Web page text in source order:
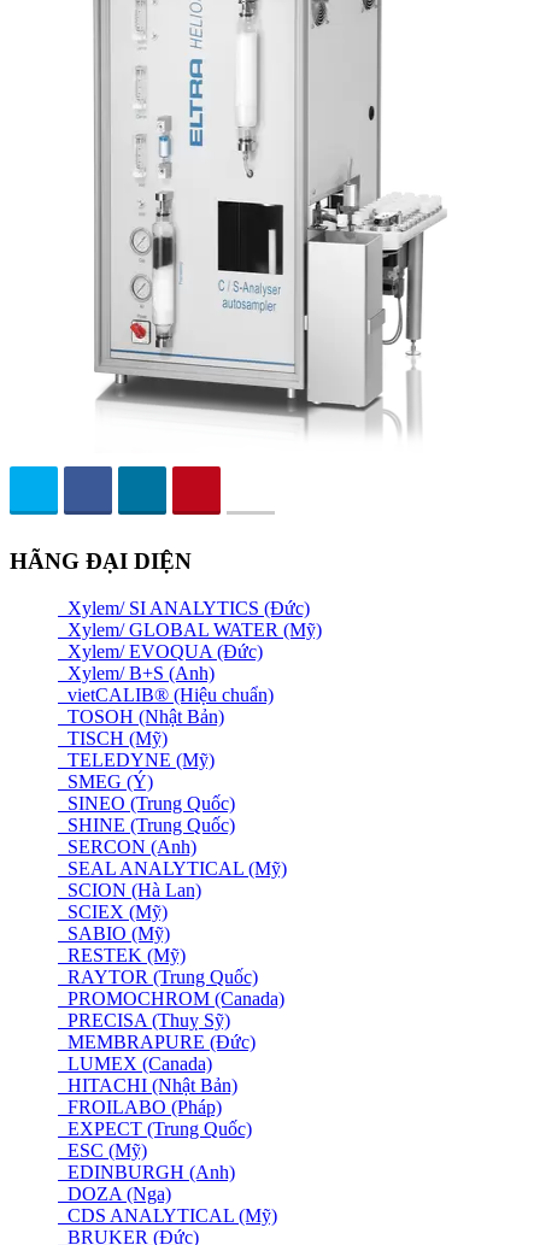
HÃNG ĐẠI DIỆN
Xylem/ SI ANALYTICS (Đức)
Xylem/ GLOBAL WATER (Mỹ)
Xylem/ EVOQUA (Đức)
Xylem/ B+S (Anh)
vietCALIB® (Hiệu chuẩn)
TOSOH (Nhật Bản)
TISCH (Mỹ)
TELEDYNE (Mỹ)
SMEG (Ý)
SINEO (Trung Quốc)
SHINE (Trung Quốc)
SERCON (Anh)
SEAL ANALYTICAL (Mỹ)
SCION (Hà Lan)
SCIEX (Mỹ)
SABIO (Mỹ)
RESTEK (Mỹ)
RAYTOR (Trung Quốc)
PROMOCHROM (Canada)
PRECISA (Thuỵ Sỹ)
MEMBRAPURE (Đức)
LUMEX (Canada)
HITACHI (Nhật Bản)
FROILABO (Pháp)
EXPECT (Trung Quốc)
ESC (Mỹ)
EDINBURGH (Anh)
DOZA (Nga)
CDS ANALYTICAL (Mỹ)
BRUKER (Đức)